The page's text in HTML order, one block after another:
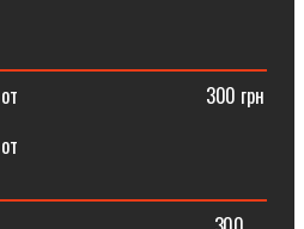
от ⠀⠀⠀⠀⠀⠀⠀⠀⠀⠀⠀⠀⠀300 грн